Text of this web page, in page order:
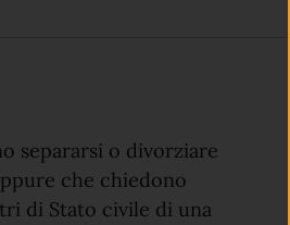
separarsi o divorziare
che chiedono
di Stato civile di una